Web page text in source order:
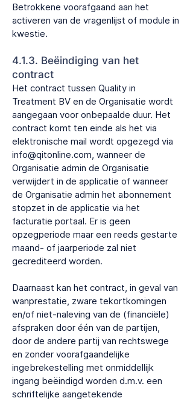
Betrokkene voorafgaand aan het
activeren van de vragenlijst of module in
kwestie.
4.1.3. Beëindiging van het
contract
Het contract tussen Quality in
Treatment BV en de Organisatie wordt
aangegaan voor onbepaalde duur. Het
contract komt ten einde als het via
elektronische mail wordt opgezegd via
info@qitonline.com, wanneer de
Organisatie admin de Organisatie
verwijdert in de applicatie of wanneer
de Organisatie admin het abonnement
stopzet in de applicatie via het
facturatie portaal. Er is geen
opzegperiode maar een reeds gestarte
maand- of jaarperiode zal niet
gecrediteerd worden.
Daarnaast kan het contract, in geval van
wanprestatie, zware tekortkomingen
en/of niet-naleving van de (financiële)
afspraken door één van de partijen,
door de andere partij van rechtswege
en zonder voorafgaandelijke
ingebrekestelling met onmiddellijk
ingang beëindigd worden d.m.v. een
schriftelijke aangetekende